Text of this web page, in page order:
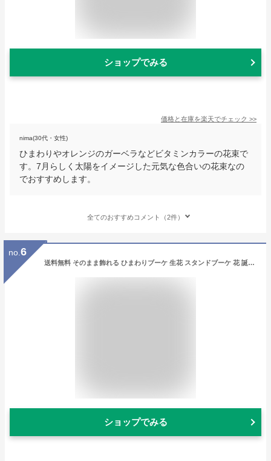
ショップでみる
価格と在庫を楽天でチェック >>
nima(30代・女性)
ひまわりやオレンジのガーベラなどビタミンカラーの花束で
す。7月らしく太陽をイメージした元気な色合いの花束なの
でおすすめします。
全てのおすすめコメント（2件）
no. 6
送料無料 そのまま飾れる ひまわりブーケ 生花 スタンドブーケ 花 誕生日 プレゼント 女性 女友達 母 祖母 妻 結婚記念日 フラワーギフト おしゃれ 送別会 定年 退職祝い 男性 上司 お誕生日 お花 結婚祝い 退院祝い お見舞い 花束【メッセージカード付き】
ショップでみる